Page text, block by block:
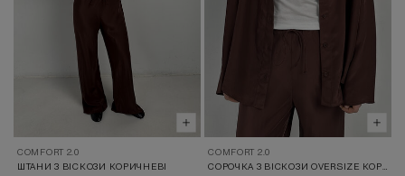
COMFORT 2.0
ШТАНИ З ВІСКОЗИ КОРИЧНЕВІ
COMFORT 2.0